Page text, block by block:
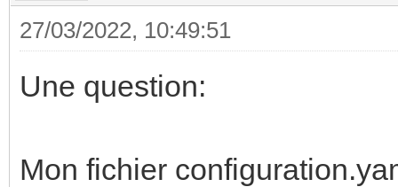
left: 50%
font-size: 0.8vw
27/03/2022, 10:49:51
Une question:
Mon fichier